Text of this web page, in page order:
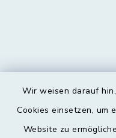
Wir weisen darauf
Cookies einsetzen, um
Website zu